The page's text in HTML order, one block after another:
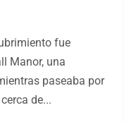
fue
Manor, una
paseaba por
de...